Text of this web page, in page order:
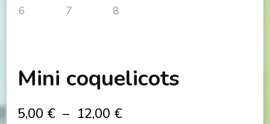
Mini coquelicots
5,00 € – 12,00 €Plage